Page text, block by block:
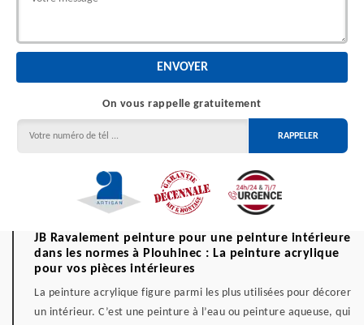
On vous rappelle gratuitement
JB Ravalement peinture pour une peinture intérieure
dans les normes à Plouhinec : La peinture acrylique
pour vos pièces intérieures
La peinture acrylique figure parmi les plus utilisées pour décorer
un intérieur. C’est une peinture à l’eau ou peinture aqueuse, qui